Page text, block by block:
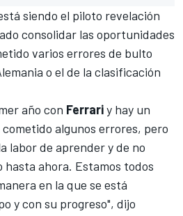
siendo el piloto revelación
consolidar las oportunidades
varios errores de bulto
o el de la clasificación
año con Ferrariy hay un
algunos errores, pero
labor de aprender y de no
ahora. Estamos todos
en la que se está
y con su progreso", dijo